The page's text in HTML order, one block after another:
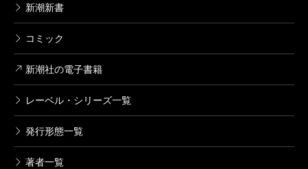
いために、良かれと思って軽いウソをついたところ、
事態は悪化の一途を辿る。端役として舞台に参加する
左右田は、ウソを見抜いているようで……。犯人視点
が採用された倒叙ものミステリーならではの、犯人が
バレるバレないのドラマは快感だ。その過程で現れ
る、コロナ禍がエンターテインメント業界から奪った
ものについての記述には切実さが宿る。何より重要な
新潮新書
コミック
新潮社の電子書籍
レーベル・シリーズ一覧
発行形態一覧
著者一覧